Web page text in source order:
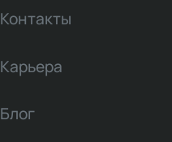
Контакты
Карьера
Блог